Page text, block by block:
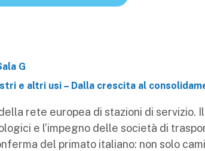
G
e altri usi – Dalla crescita al
rete europea di stazioni di
e l’impegno delle società di
del primato italiano: non solo